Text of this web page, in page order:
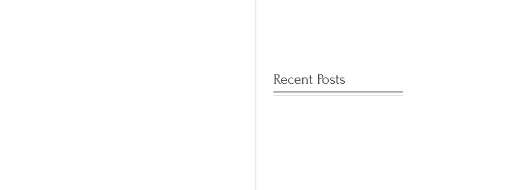
Recent Posts